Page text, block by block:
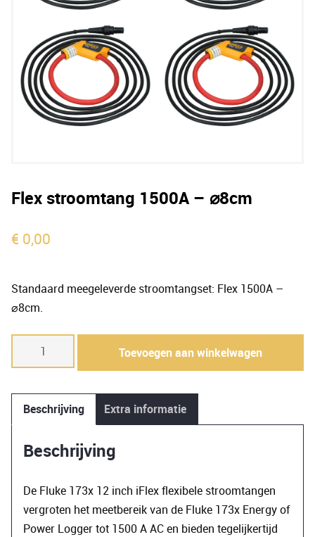
Flex stroomtang 1500A – ⌀8cm
€ 0,00
Standaard meegeleverde stroomtangset: Flex 1500A –
⌀8cm.
Toevoegen aan winkelwagen
Beschrijving Extra informatie
Beschrijving
De Fluke 173x 12 inch iFlex flexibele stroomtangen
vergroten het meetbereik van de Fluke 173x Energy of
Power Logger tot 1500 A AC en bieden tegelijkertijd